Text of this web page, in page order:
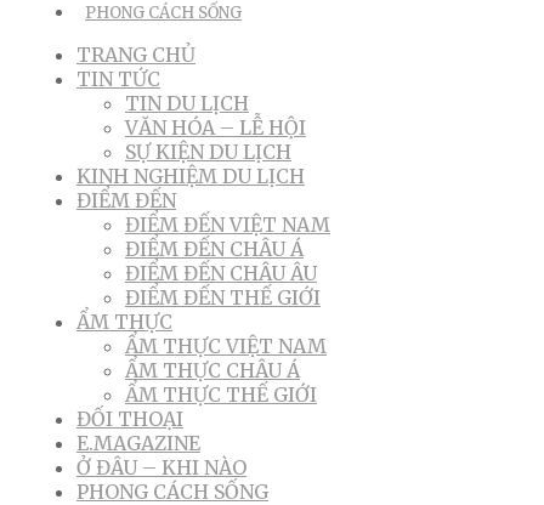
PHONG CÁCH SỐNG
TRANG CHỦ
TIN TỨC
TIN DU LỊCH
VĂN HÓA – LỄ HỘI
SỰ KIỆN DU LỊCH
KINH NGHIỆM DU LỊCH
ĐIỂM ĐẾN
ĐIỂM ĐẾN VIỆT NAM
ĐIỂM ĐẾN CHÂU Á
ĐIỂM ĐẾN CHÂU ÂU
ĐIỂM ĐẾN THẾ GIỚI
ẨM THỰC
ẨM THỰC VIỆT NAM
ẨM THỰC CHÂU Á
ẨM THỰC THẾ GIỚI
ĐỐI THOẠI
E.MAGAZINE
Ở ĐÂU – KHI NÀO
PHONG CÁCH SỐNG